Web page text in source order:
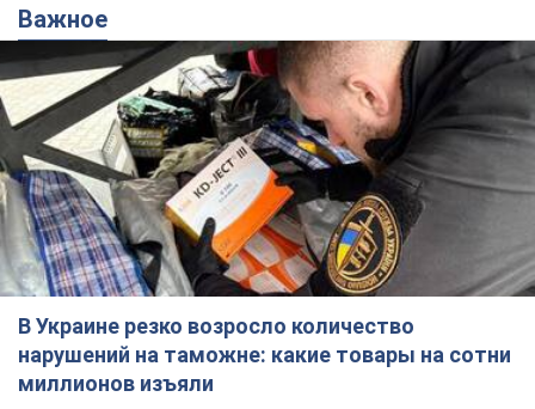
В Украине резко возросло количество
нарушений на таможне: какие товары на сотни
миллионов изъяли
В судах уже находится 4,2 тыс. дел о таможенных
правонарушениях
10 годин тому 2,8 т.
Украинцам "до предела" повысили
мобильные тарифы: цены выросли
в разы
Почему участники рынка считают, что тариф
400 грн в месяц – это не много
10.08.2026 06:20 37,0 т.